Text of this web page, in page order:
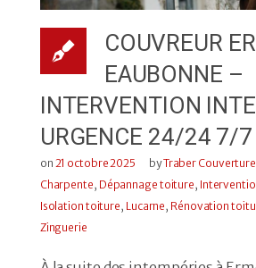
COUVREUR
EAUBONNE –
INTERVENTION
URGENCE 24/24 7/7
on 21 octobre 2025 byTraber Couverture
Charpente, Dépannage toiture,
Isolation toiture, Lucarne, Rénovation
Zinguerie